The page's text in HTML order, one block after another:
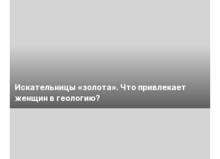
Искательницы «золота». Что привлекает
женщин в геологию?